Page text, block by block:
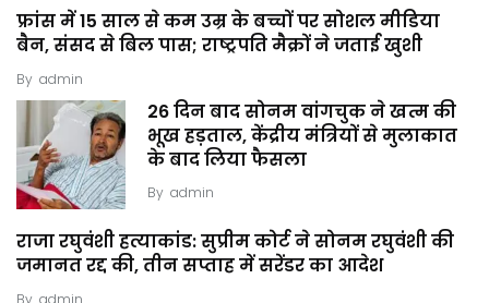
फ्रांस में 15 साल से कम उम्र के बच्चों पर सोशल मीडिया
बैन, संसद से बिल पास; राष्ट्रपति मैक्रों ने जताई खुशी
By admin
26 दिन बाद सोनम वांगचुक ने खत्म की
भूख हड़ताल, केंद्रीय मंत्रियों से मुलाकात
के बाद लिया फैसला
By admin
राजा रघुवंशी हत्याकांड: सुप्रीम कोर्ट ने सोनम रघुवंशी की
जमानत रद्द की, तीन सप्ताह में सरेंडर का आदेश
By admin